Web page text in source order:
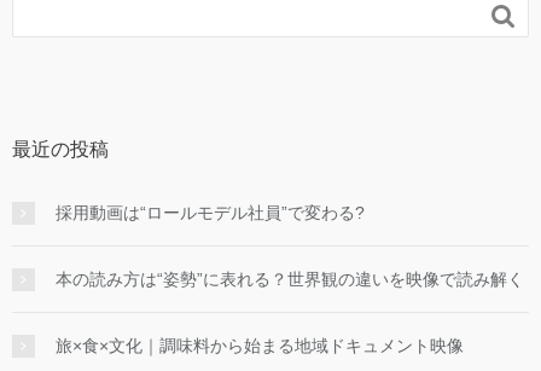

最近の投稿
採用動画は“ロールモデル社員”で変わる?
本の読み方は“姿勢”に表れる？世界観の違いを映像で読み解く
旅×食×文化｜調味料から始まる地域ドキュメント映像